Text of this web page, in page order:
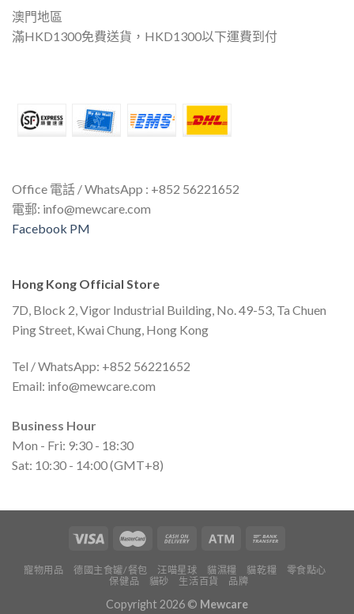
澳門地區
滿HKD1300免費送貨，HKD1300以下運費到付
Office 電話 / WhatsApp : +852 56221652
電郵: info@mewcare.com
Facebook PM
Hong Kong Official Store
7D, Block 2, Vigor Industrial Building, No. 49-53, Ta Chuen
Ping Street, Kwai Chung, Hong Kong
Tel / WhatsApp: +852 56221652
Email: info@mewcare.com
Business Hour
Mon - Fri: 9:30 - 18:30
Sat: 10:30 - 14:00 (GMT+8)
寵物用品 德國主食罐/餐包 汪喵星球 貓濕糧 貓乾糧
零食點心
保健品
貓砂 生活百貨 品牌
Copyright 2026 © Mewcare